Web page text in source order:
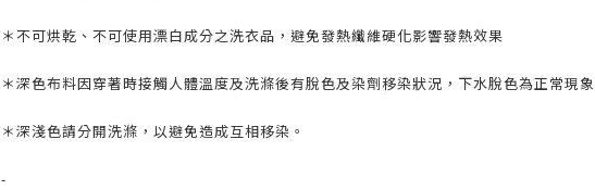
＊不可烘乾、不可使用漂白成分之洗衣品 ，避免發熱纖維硬化影響發熱效果
＊深色布料因穿著時接觸人體溫度及洗滌後有脫色及染劑移染狀況，下水脫色為正常現象
＊深淺色請分開洗滌，以避免造成互相移染。
-